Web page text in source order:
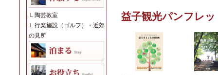
Ｌ 陶芸教室
Ｌ 行楽施設（ゴルフ）・近郊
の見所
益子観光パンフレッ